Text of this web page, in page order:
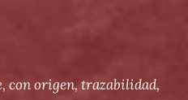
con origen, trazabilidad,